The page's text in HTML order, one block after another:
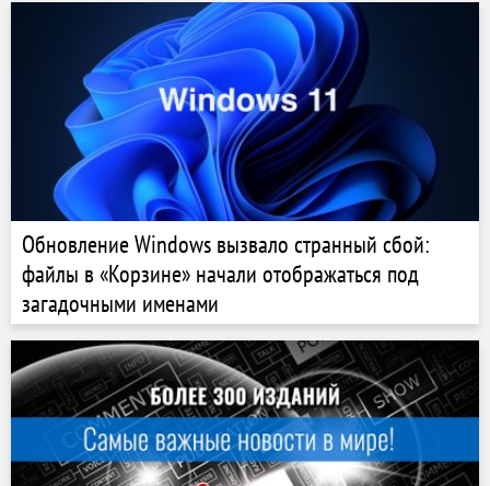
Обновление Windows вызвало странный сбой:
файлы в «Корзине» начали отображаться под
загадочными именами